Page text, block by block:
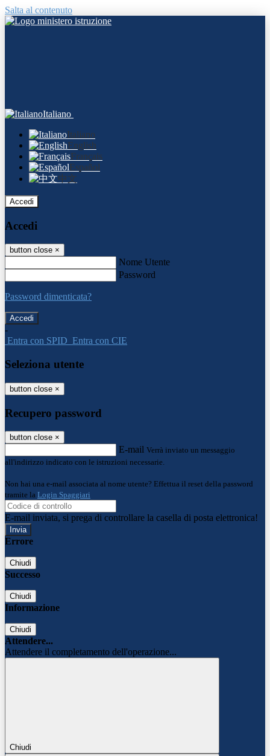
Salta al contenuto
Italiano
Italiano
English
Français
Español
中文
Accedi
Accedi
button close ×
Nome Utente
Password
Password dimenticata?
-
Entra con SPID Entra con CIE
Seleziona utente
button close ×
Recupero password
button close ×
E-mail Verrà inviato un messaggio
all'indirizzo indicato con le istruzioni necessarie.
Non hai una e-mail associata al nome utente? Effettua il reset della password
tramite la Login Spaggiari
E-mail inviata, si prega di controllare la casella di posta elettronica!
Errore
Chiudi
Successo
Chiudi
Informazione
Chiudi
Attendere...
Attendere il completamento dell'operazione...
Chiudi